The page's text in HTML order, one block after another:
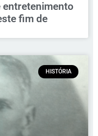
entretenimento
fim de
HISTÓRIA